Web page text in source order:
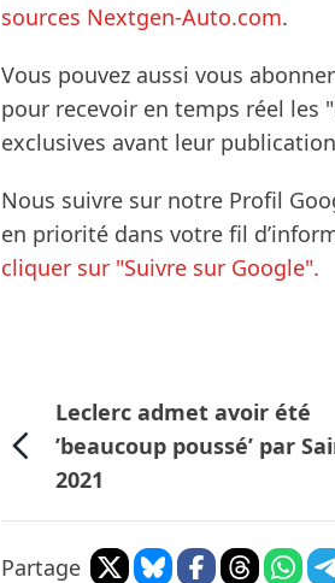
sources Nextgen-Auto.com.
Vous pouvez aussi vous
pour recevoir en temps réel les
exclusives avant leur
Nous suivre sur notre Profil
en priorité dans votre fil
cliquer sur "Suivre sur Google".
Leclerc admet avoir été
’beaucoup poussé’ par
2021
Partage